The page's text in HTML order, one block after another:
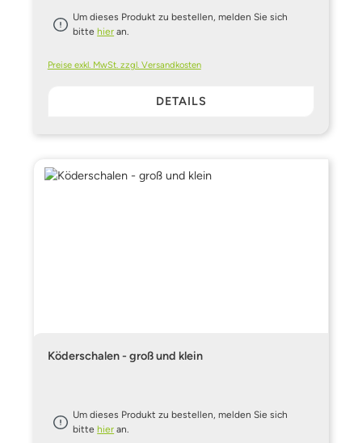
Um dieses Produkt zu bestellen, melden Sie sich
bitte hier an.
Preise exkl. MwSt. zzgl. Versandkosten
DETAILS
Köderschalen - groß und klein
Um dieses Produkt zu bestellen, melden Sie sich
bitte hier an.